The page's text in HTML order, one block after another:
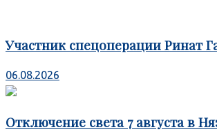
Участник спецоперации Ринат
06.08.2026
Отключение света 7 августа в